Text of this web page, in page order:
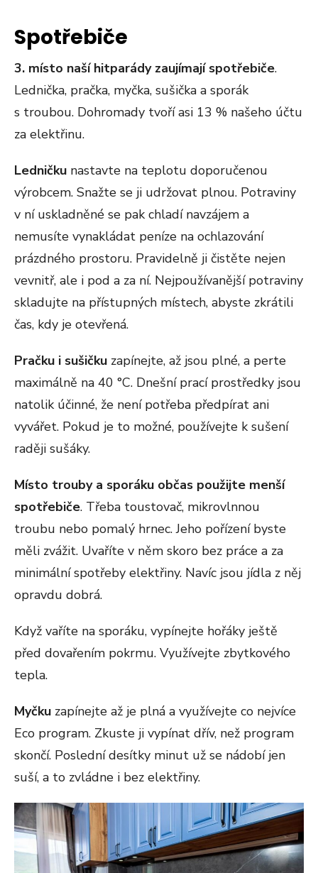
Spotřebiče
3. místo naší hitparády zaujímají spotřebiče.
Lednička, pračka, myčka, sušička a sporák
s troubou. Dohromady tvoří asi 13 % našeho účtu
za elektřinu.
Ledničku nastavte na teplotu doporučenou
výrobcem. Snažte se ji udržovat plnou. Potraviny
v ní uskladněné se pak chladí navzájem a
nemusíte vynakládat peníze na ochlazování
prázdného prostoru. Pravidelně ji čistěte nejen
vevnitř, ale i pod a za ní. Nejpoužívanější potraviny
skladujte na přístupných místech, abyste zkrátili
čas, kdy je otevřená.
Pračku i sušičku zapínejte, až jsou plné, a perte
maximálně na 40 °C. Dnešní prací prostředky jsou
natolik účinné, že není potřeba předpírat ani
vyvářet. Pokud je to možné, používejte k sušení
raději sušáky.
Místo trouby a sporáku občas použijte menší
spotřebiče. Třeba toustovač, mikrovlnnou
troubu nebo pomalý hrnec. Jeho pořízení byste
měli zvážit. Uvaříte v něm skoro bez práce a za
minimální spotřeby elektřiny. Navíc jsou jídla z něj
opravdu dobrá.
Když vaříte na sporáku, vypínejte hořáky ještě
před dovařením pokrmu. Využívejte zbytkového
tepla.
Myčku zapínejte až je plná a využívejte co nejvíce
Eco program. Zkuste ji vypínat dřív, než program
skončí. Poslední desítky minut už se nádobí jen
suší, a to zvládne i bez elektřiny.